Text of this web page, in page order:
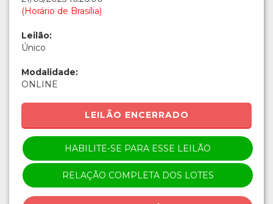
(Horário de Brasília)
Leilão:
Único
Modalidade:
ONLINE
LEILÃO ENCERRADO
HABILITE-SE PARA ESSE LEILÃO
RELAÇÃO COMPLETA DOS LOTES